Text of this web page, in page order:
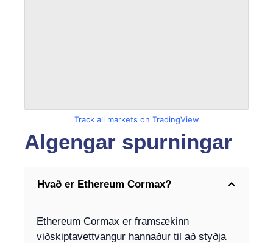
Track all markets on TradingView
Algengar spurningar
Hvað er Ethereum Cormax?
Ethereum Cormax er framsækinn
viðskiptavettvangur hannaður til að styðja